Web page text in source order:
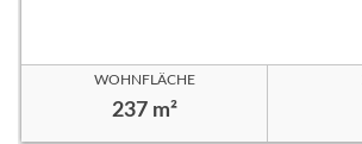
WOHNFLÄCHE
237 m²